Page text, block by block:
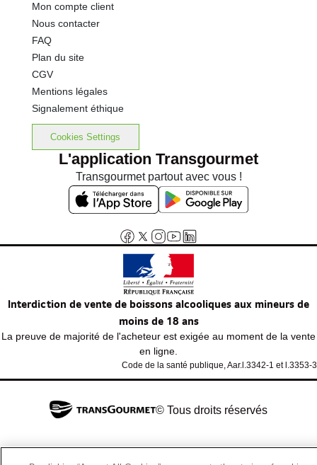
Mon compte client
Nous contacter
FAQ
Plan du site
CGV
Mentions légales
Signalement éthique
Cookies Settings
L'application Transgourmet
Transgourmet partout avec vous !
Interdiction de vente de boissons alcooliques aux mineurs de
moins de 18 ans
La preuve de majorité de l'acheteur est exigée au moment de la vente
en ligne.
Code de la santé publique, Aar.l.3342-1 et l.3353-3
© Tous droits réservés